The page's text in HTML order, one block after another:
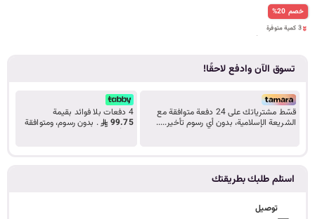
%20 خصم
3 كمية متوفرة
19 مشاهدة مؤخراً
3 كمية متوفرة
تسوق الآن وادفع لاحقًا!
قسّط مشترياتك على 24 دفعة متوافقة مع
الشريعة الإسلامية، بدون أي رسوم تأخير.....
4 دفعات بلا فوائد بقيمة
99.75
. بدون رسوم، ومتوافقة
استلم طلبك بطريقتك
توصيل